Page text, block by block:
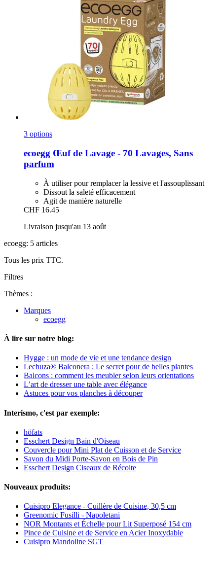
3 options
ecoegg Œuf de Lavage -​ 70 Lavages, Sans
parfum
À utiliser pour remplacer la lessive et l'assouplissant
Dissout la saleté efficacement
Agit de manière naturelle
CHF 16.45
Livraison jusqu'au 13 août
ecoegg: 5 articles
Tous les prix TTC.
Filtres
Thèmes :
Marques
ecoegg
À lire sur notre blog:
Hygge : un mode de vie et une tendance design
Lechuza® Balconera : Le secret pour de belles plantes
Balcons : comment les meubler selon leurs orientations
L’art de dresser une table avec élégance
Astuces pour vos planches à découper
Interismo, c'est par exemple:
höfats
Esschert Design Bain d'Oiseau
Couvercle pour Mini Plat de Cuisson et de Service
Savon du Midi Porte-Savon en Bois de Pin
Esschert Design Ciseaux de Récolte
Nouveaux produits:
Cuisipro Elegance - Cuillère de Cuisine, 30,5 cm
Greenomic Fusilli - Napoletani
NOR Montants et Échelle pour Lit Superposé 154 cm
Pince de Cuisine et de Service en Acier Inoxydable
Cuisipro Mandoline SGT